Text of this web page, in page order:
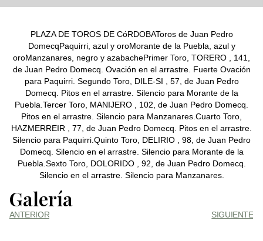
PLAZA DE TOROS DE CóRDOBAToros de Juan Pedro
DomecqPaquirri, azul y oroMorante de la Puebla, azul y
oroManzanares, negro y azabachePrimer Toro, TORERO , 141,
de Juan Pedro Domecq. Ovación en el arrastre. Fuerte Ovación
para Paquirri. Segundo Toro, DILE-SI , 57, de Juan Pedro
Domecq. Pitos en el arrastre. Silencio para Morante de la
Puebla.Tercer Toro, MANIJERO , 102, de Juan Pedro Domecq.
Pitos en el arrastre. Silencio para Manzanares.Cuarto Toro,
HAZMERREIR , 77, de Juan Pedro Domecq. Pitos en el arrastre.
Silencio para Paquirri.Quinto Toro, DELIRIO , 98, de Juan Pedro
Domecq. Silencio en el arrastre. Silencio para Morante de la
Puebla.Sexto Toro, DOLORIDO , 92, de Juan Pedro Domecq.
Silencio en el arrastre. Silencio para Manzanares.
Galería
ANTERIOR SIGUIENTE